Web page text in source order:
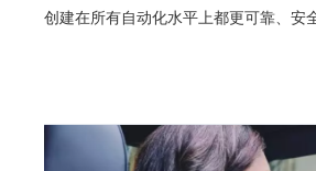
创建在所有自动化水平上都更可靠、安